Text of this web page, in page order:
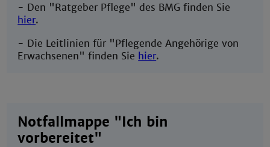
- Den "Ratgeber Pflege" des BMG finden Sie
hier.
- Die Leitlinien für "Pflegende Angehörige von
Erwachsenen" finden Sie hier.
Notfallmappe "Ich bin
vorbereitet"